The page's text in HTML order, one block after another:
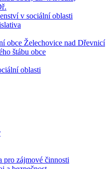
v sociální oblasti
obce Želechovice nad Dřevnicí
štábu obce
oblasti
zájmové činnosti